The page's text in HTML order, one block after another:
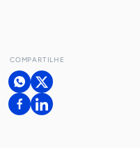
COMPARTILHE